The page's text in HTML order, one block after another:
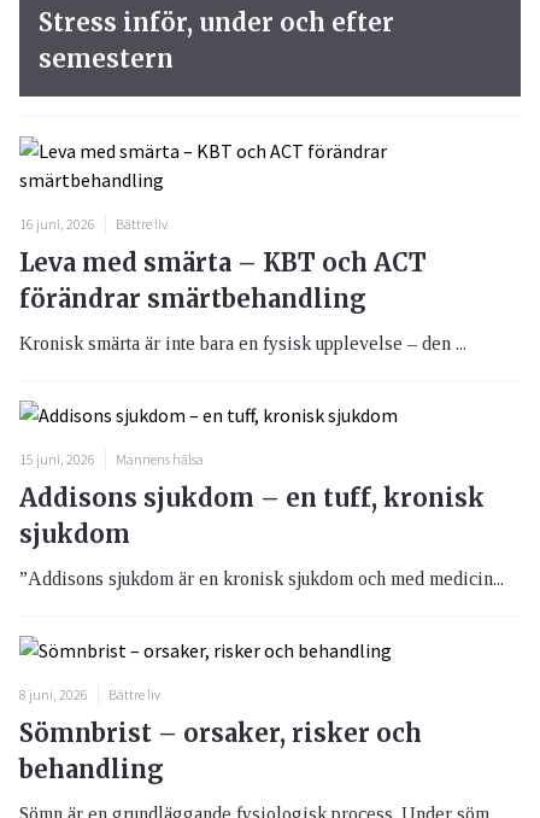
Stress inför, under och efter
semestern
16 juni, 2026 Bättre liv
Leva med smärta – KBT och ACT
förändrar smärtbehandling
Kronisk smärta är inte bara en fysisk upplevelse – den ...
15 juni, 2026 Mannens hälsa
Addisons sjukdom – en tuff, kronisk
sjukdom
”Addisons sjukdom är en kronisk sjukdom och med medicin...
8 juni, 2026 Bättre liv
Sömnbrist – orsaker, risker och
behandling
Sömn är en grundläggande fysiologisk process. Under söm...